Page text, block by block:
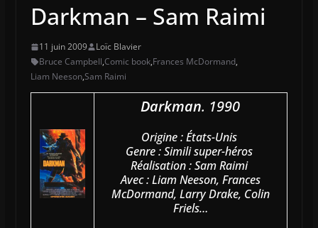
Darkman – Sam Raimi
11 juin 2009
Loïc Blavier
Bruce Campbell,Comic book,Frances McDormand,
Liam Neeson,Sam Raimi
Darkman. 1990
Origine : États-Unis
Genre : Simili super-héros
Réalisation : Sam Raimi
Avec : Liam Neeson, Frances
McDormand, Larry Drake, Colin
Friels…